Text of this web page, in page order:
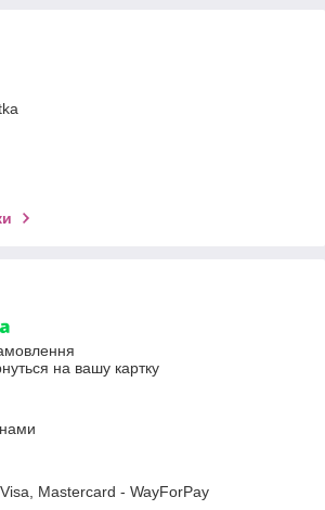
на вашу картку
Mastercard - WayForPay